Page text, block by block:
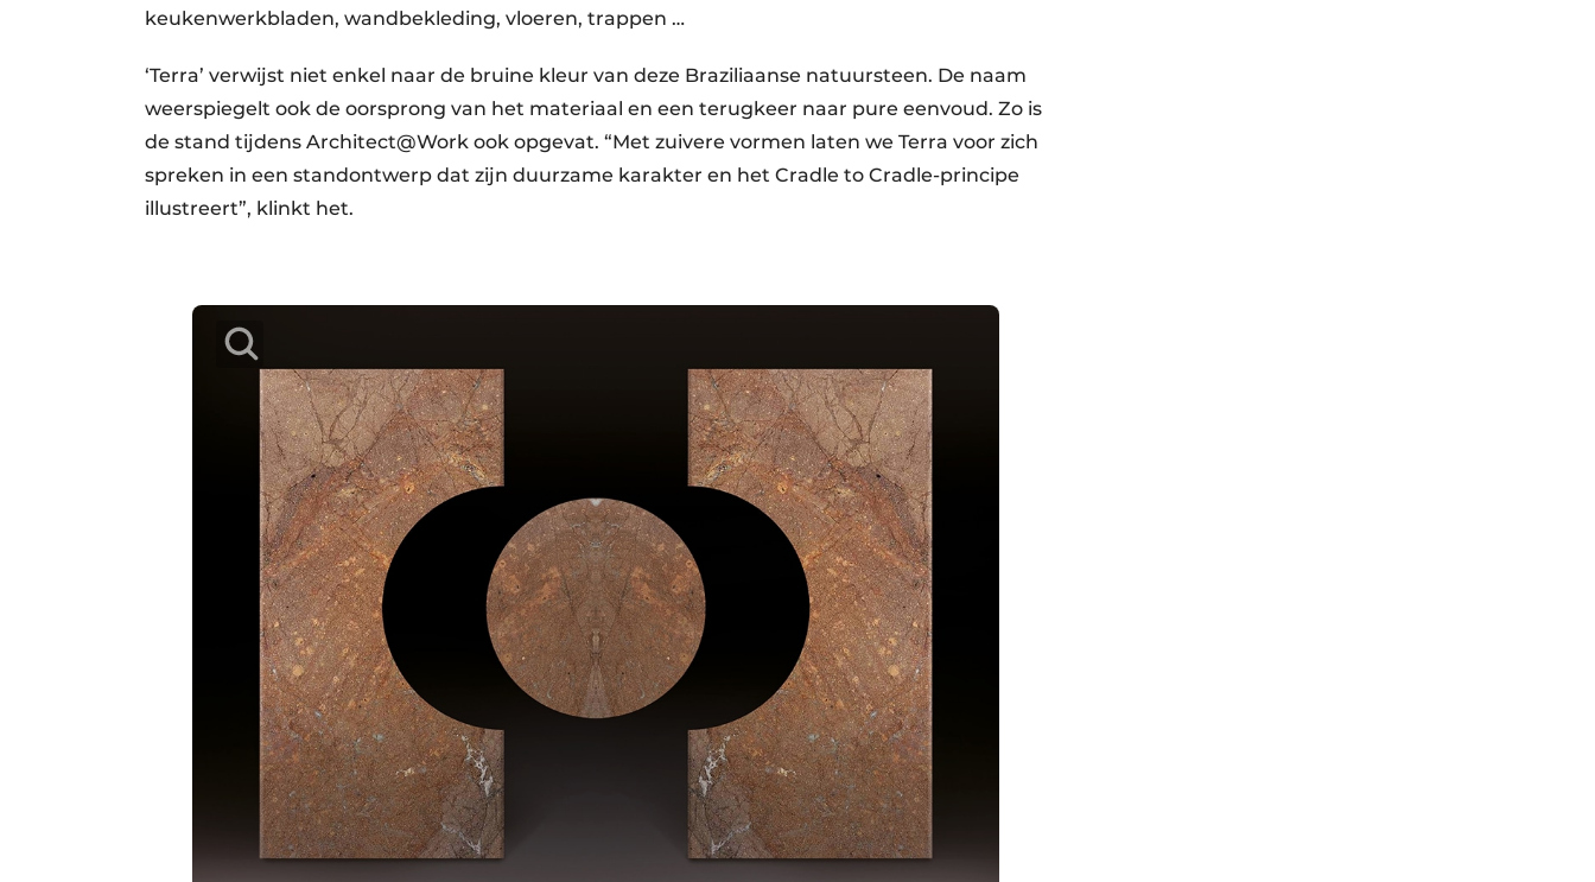
keukenwerkbladen, wandbekleding, vloeren, trappen …
‘Terra’ verwijst niet enkel naar de bruine kleur van deze Braziliaanse natuursteen. De naam
weerspiegelt ook de oorsprong van het materiaal en een terugkeer naar pure eenvoud. Zo is
de stand tijdens Architect@Work ook opgevat. “Met zuivere vormen laten we Terra voor zich
spreken in een standontwerp dat zijn duurzame karakter en het Cradle to Cradle-principe
illustreert”, klinkt het.